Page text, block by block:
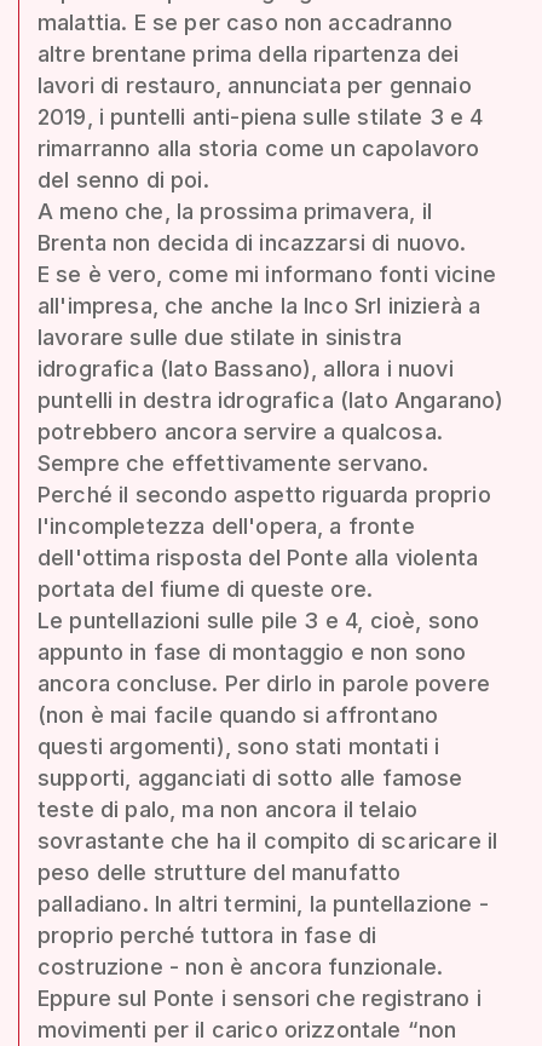
malattia. E se per caso non accadranno
altre brentane prima della ripartenza dei
lavori di restauro, annunciata per gennaio
2019, i puntelli anti-piena sulle stilate 3 e 4
rimarranno alla storia come un capolavoro
del senno di poi.
A meno che, la prossima primavera, il
Brenta non decida di incazzarsi di nuovo.
E se è vero, come mi informano fonti vicine
all'impresa, che anche la Inco Srl inizierà a
lavorare sulle due stilate in sinistra
idrografica (lato Bassano), allora i nuovi
puntelli in destra idrografica (lato Angarano)
potrebbero ancora servire a qualcosa.
Sempre che effettivamente servano.
Perché il secondo aspetto riguarda proprio
l'incompletezza dell'opera, a fronte
dell'ottima risposta del Ponte alla violenta
portata del fiume di queste ore.
Le puntellazioni sulle pile 3 e 4, cioè, sono
appunto in fase di montaggio e non sono
ancora concluse. Per dirlo in parole povere
(non è mai facile quando si affrontano
questi argomenti), sono stati montati i
supporti, agganciati di sotto alle famose
teste di palo, ma non ancora il telaio
sovrastante che ha il compito di scaricare il
peso delle strutture del manufatto
palladiano. In altri termini, la puntellazione -
proprio perché tuttora in fase di
costruzione - non è ancora funzionale.
Eppure sul Ponte i sensori che registrano i
movimenti per il carico orizzontale “non